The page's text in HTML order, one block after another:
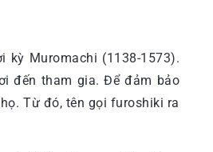
Muromachi (1138-1573).
đến tham gia. Để đảm bảo
Từ đó, tên gọi furoshiki ra